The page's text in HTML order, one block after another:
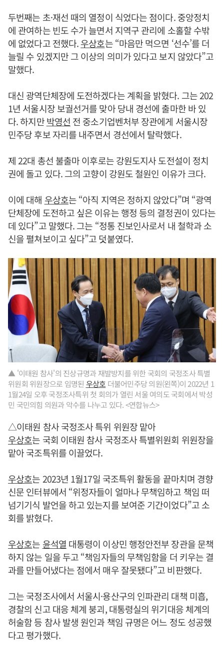
두번째는 초·재선 때의 열정이 식었다는 점이다. 중앙정치
에 관여하는 빈도 수가 늘면서 지역구 관리에 소홀할 수밖
에 없었다고 전했다.우상호는 “마음만 먹으면 ‘선수’를 더
늘릴 수 있겠지만 그 이상의 의미가 있다고 보지 않았다”고
말했다.
대신 광역단체장에 도전하겠다는 계획을 밝혔다. 그는 202
1년 서울시장 보궐선거를 맞아 당내 경선에 출마한 바 있
다. 하지만박영선 전 중소기업벤처부 장관에게 서울시장
민주당 후보 자리를 내주면서 경선에서 탈락했다.
제 22대 총선 불출마 이후로는 강원도지사 도전설이 정치
권에 돌고 있다. 그의 고향이 강원도 철원인 이유가 크다.
이에 대해 우상호는 “아직 지역은 정하지 않았다”며 “광역
단체장에 도전하고 싶은 이유는 행정 등의 결정권이 있다는
데 있다”고 말했다. 그는 “정통 진보인사로서 내 철학과 소
신을 펼쳐보이고 싶다”고 덧붙였다.
▲ '이태원 참사'의 진상규명과 재발방지를 위한 국회의 국정조사 특별
위원회 위원장으로 임명된 우상호 더불어민주당 의원(왼쪽)이 2022년 1
1월24일 오후 국정조사특위 첫 회의가 열린 서울 여의도 국회에서 박성
민 국민의힘 의원과 악수를 나누고 있다. <연합뉴스>
△이태원 참사 국정조사 특위 위원장 맡아
우상호는 국회 이태원 참사 국정조사 특별위원회 위원장을
맡아 국조특위를 이끌었다.
우상호는 2023년 1월17일 국조특위 활동을 끝마치며 경향
신문 인터뷰에서 “위정자들이 얼마나 무책임하고 책임 떠
넘기기식 발언을 하고 있는지를 보여준 기간이었다”고 소
회를 밝혔다.
우상호는 윤석열 대통령이 이상민 행정안전부 장관을 문책
하지 않는 일을 두고 “책임자들의 무책임함을 더 키우는 결
과를 만들어냈다는 점에서 매우 잘못됐다”고 비판했다.
그는 국정조사에서 서울시·용산구의 인파관리 대책 미흡,
경찰의 신고 대응 체계 붕괴, 대통령실의 위기대응 체계의
허술함 등 참사 발생 원인과 책임 규명은 어느 정도 성공했
다고 평가했다.